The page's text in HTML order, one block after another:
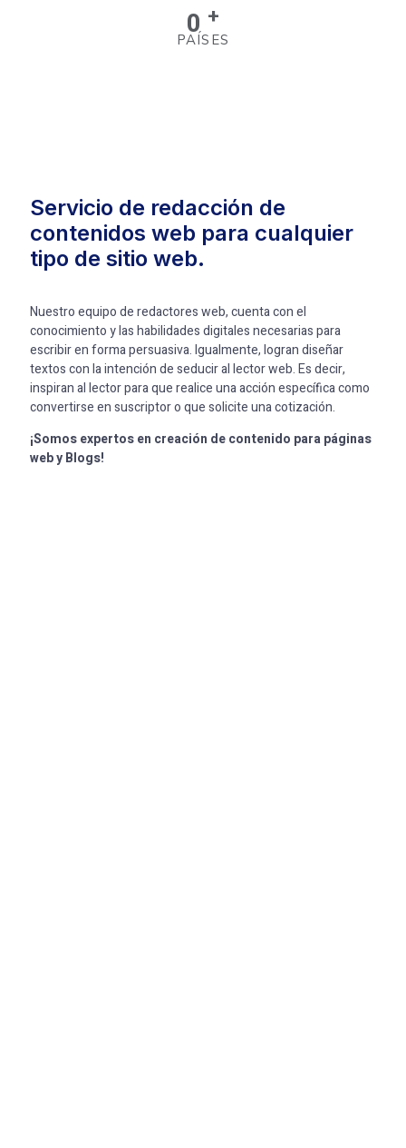
0 +
PAÍSES
Servicio de redacción de
contenidos web para cualquier
tipo de sitio web.
Nuestro equipo de redactores web, cuenta con el
conocimiento y las habilidades digitales necesarias para
escribir en forma persuasiva. Igualmente, logran diseñar
textos con la intención de seducir al lector web. Es decir,
inspiran al lector para que realice una acción específica como
convertirse en suscriptor o que solicite una cotización.
¡Somos expertos en creación de contenido para páginas
web y Blogs!